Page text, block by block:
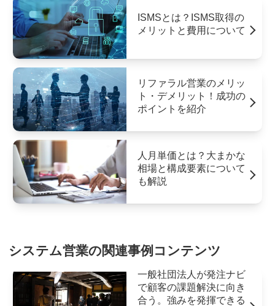
ISMSとは？ISMS取得の
メリットと費用について
リファラル営業のメリッ
ト・デメリット！成功の
ポイントを紹介
人月単価とは？大まかな
相場と構成要素について
も解説
システム営業の関連事例コンテンツ
一般社団法人が発注ナビ
で顧客の課題解決に向き
合う。強みを発揮できる